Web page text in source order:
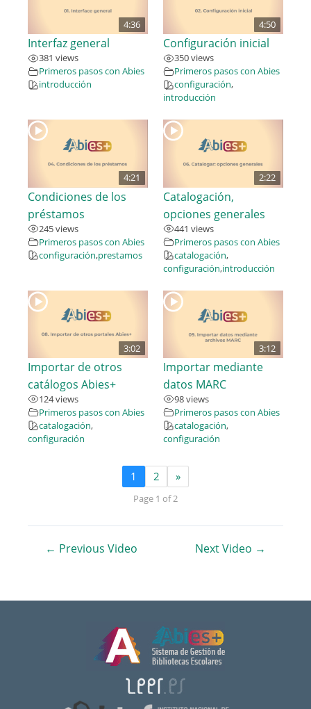
4:36
Interfaz general
381 views
Primeros pasos con Abies
introducción
4:50
Configuración inicial
350 views
Primeros pasos con Abies
configuración,
introducción
4:21
Condiciones de los
préstamos
245 views
Primeros pasos con Abies
configuración,prestamos
2:22
Catalogación,
opciones generales
441 views
Primeros pasos con Abies
catalogación,
configuración,introducción
3:02
Importar de otros
catálogos Abies+
124 views
Primeros pasos con Abies
catalogación,
configuración
3:12
Importar mediante
datos MARC
98 views
Primeros pasos con Abies
catalogación,
configuración
1 2 »
Page 1 of 2
Navegación
← Previous Video Next Video →